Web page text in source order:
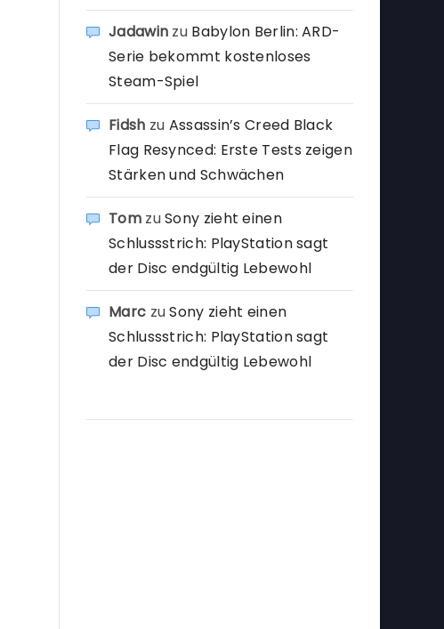
Jadawin zu Babylon Berlin: ARD-
Serie bekommt kostenloses
Steam-Spiel
Fidsh zu Assassin’s Creed Black
Flag Resynced: Erste Tests zeigen
Stärken und Schwächen
TomzuSony zieht einen
Schlussstrich: PlayStation sagt
der Disc endgültig Lebewohl
Marc zuSony zieht einen
Schlussstrich: PlayStation sagt
der Disc endgültig Lebewohl